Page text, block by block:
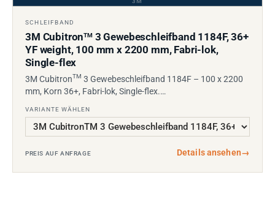
SCHLEIFBAND
3M CubitronTM3 Gewebeschleifband 1184F, 36+
YF weight, 100 mm x 2200 mm, Fabri-lok,
Single-flex
3M CubitronTM 3 Gewebeschleifband 1184F – 100 x 2200
mm, Korn 36+, Fabri-lok, Single-flex.…
VARIANTE WÄHLEN
PREIS AUF ANFRAGE Details ansehen→